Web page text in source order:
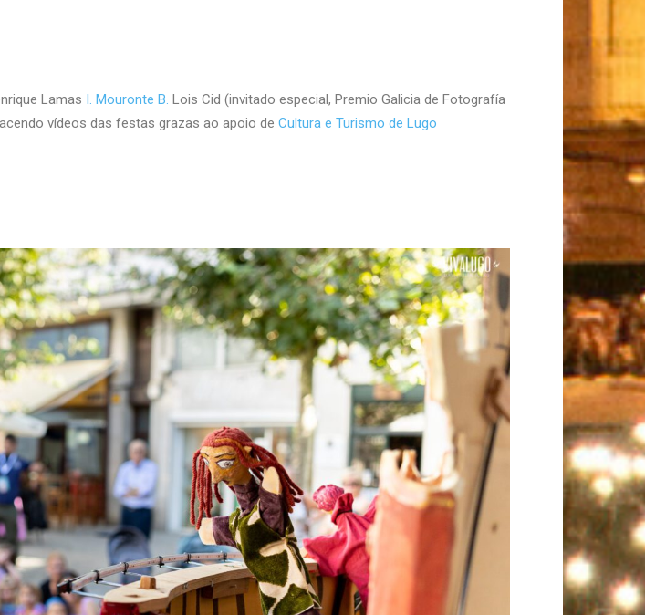
Lamas I. Mouronte B. Lois Cid (invitado especial, Premio Galicia de Fotografía
vídeos das festas grazas ao apoio de Cultura e Turismo de Lugo